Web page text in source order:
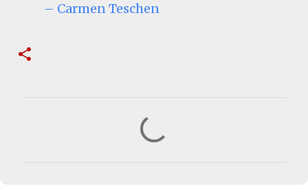
– Carmen Teschen